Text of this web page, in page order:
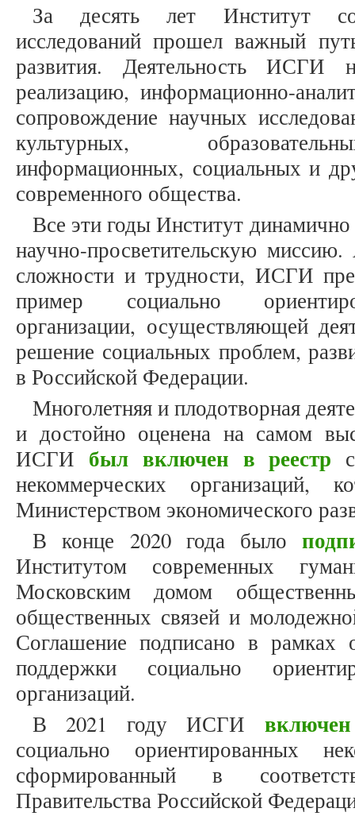
За десять лет Институт
исследований прошел важный
развития. Деятельность ИСГИ
реализацию, информационно-
сопровождение научных
культурных,
информационных, социальных и
современного общества.
Все эти годы Институт
научно-просветительскую
сложности и трудности, ИСГИ
пример социально
организации, осуществляющей
решение социальных проблем,
в Российской Федерации.
Многолетняя и плодотворная
и достойно оценена на самом
ИСГИ был включен в реестр
некоммерческих организаций,
Министерством экономического
В конце 2020 года было
Институтом современных
Московским домом
общественных связей и
Соглашение подписано в рамках
поддержки социально
организаций.
В 2021 году ИСГИ
социально ориентированных
сформированный в
Правительства Российской